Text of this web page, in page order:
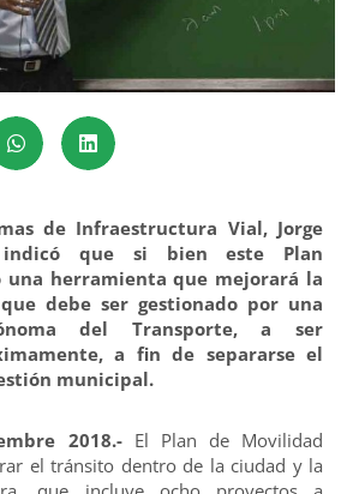
de Infraestructura Vial, Jorge
indicó que si bien este Plan
una herramienta que mejorará la
debe ser gestionado por una
del Transporte, a ser
a fin de separarse el
municipal.
2018.-El Plan de Movilidad
el tránsito dentro de la ciudad y la